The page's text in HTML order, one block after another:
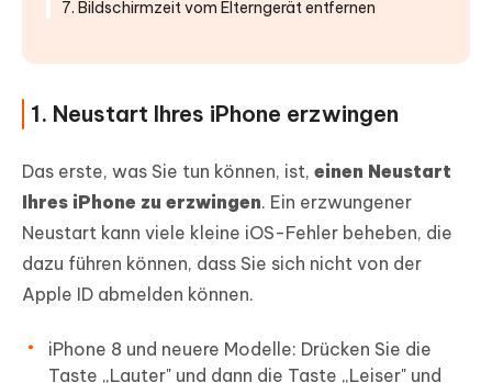
7. Bildschirmzeit vom Elterngerät entfernen
1. Neustart Ihres iPhone erzwingen
Das erste, was Sie tun können, ist, einen Neustart
Ihres iPhone zu erzwingen. Ein erzwungener
Neustart kann viele kleine iOS-Fehler beheben, die
dazu führen können, dass Sie sich nicht von der
Apple ID abmelden können.
iPhone 8 und neuere Modelle: Drücken Sie die
Taste „Lauter" und dann die Taste „Leiser" und